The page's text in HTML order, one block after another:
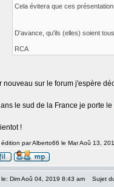
Cela évitera que ces
D'avance, qu'ils (elles) soient
RCA
nouveau sur le forum j'espère
le sud de la France je porte le
!
édition par Alberto66 le Mar Aoû 13,
Dim Aoû 04, 2019 8:43 am Sujet